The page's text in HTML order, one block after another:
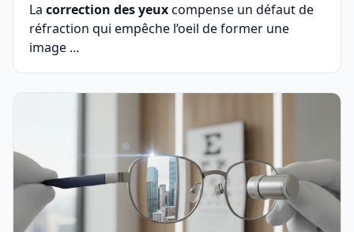
La correction des yeuxcompense un défaut de
réfraction qui empêche l’oeil de former une
image …